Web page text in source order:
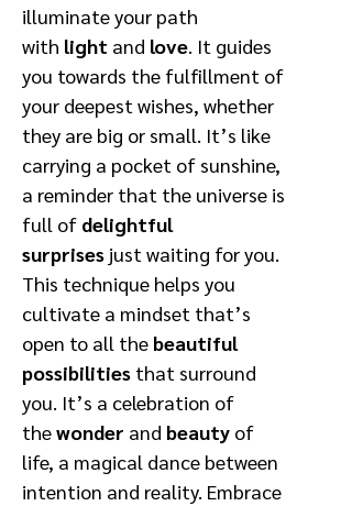
illuminate your path
with light and love . It guides
you towards the fulfillment of
your deepest wishes, whether
they are big or small. It’s like
carrying a pocket of sunshine,
a reminder that the universe is
full of delightful
surprises just waiting for you.
This technique helps you
cultivate a mindset that’s
open to all the beautiful
possibilities that surround
you. It’s a celebration of
thewonder and beauty of
life, a magical dance between
intention and reality. Embrace